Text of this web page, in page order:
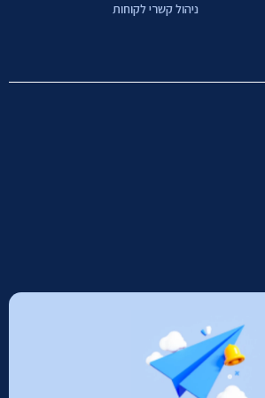
ניהול קשרי לקוחות